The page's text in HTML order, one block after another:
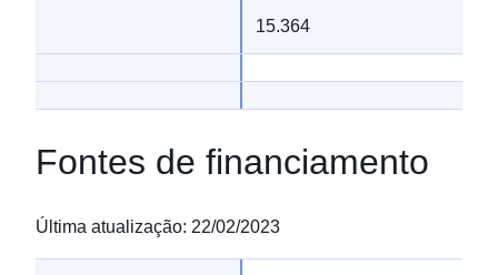
15.364
Fontes de financiamento
Última atualização: 22/02/2023